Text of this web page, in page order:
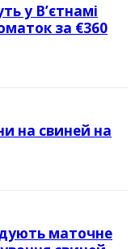
у В’єтнамі
за €360
на свиней на
маточне